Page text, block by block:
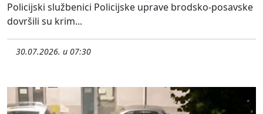
Policijski službenici Policijske uprave brodsko-posavske
dovršili su krim...
30.07.2026. u 07:30